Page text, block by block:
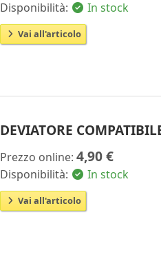
Disponibilità: In stock
Vai all'articolo
DEVIATORE
Prezzo online:4,90 €
Disponibilità: In stock
Vai all'articolo